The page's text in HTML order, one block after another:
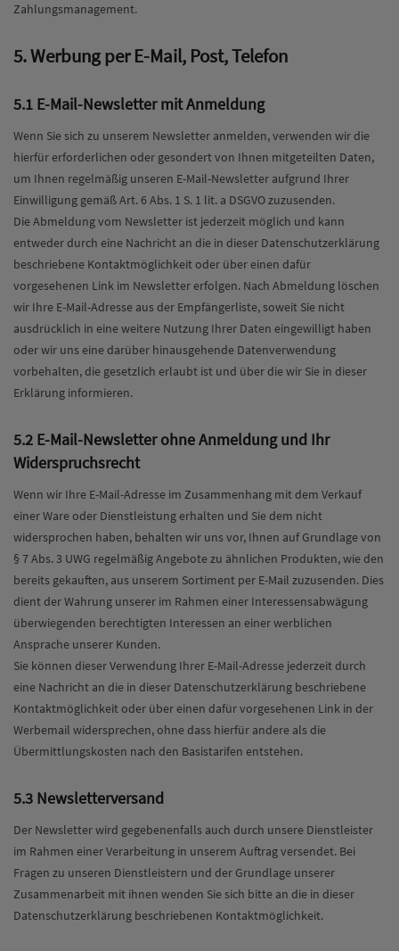
Zahlungsmanagement.
5. Werbung per E-Mail, Post, Telefon
5.1 E-Mail-Newsletter mit Anmeldung
Wenn Sie sich zu unserem Newsletter anmelden, verwenden wir die
hierfür erforderlichen oder gesondert von Ihnen mitgeteilten Daten,
um Ihnen regelmäßig unseren E-Mail-Newsletter aufgrund Ihrer
Einwilligung gemäß Art. 6 Abs. 1 S. 1 lit. a DSGVO zuzusenden.
Die Abmeldung vom Newsletter ist jederzeit möglich und kann
entweder durch eine Nachricht an die in dieser Datenschutzerklärung
beschriebene Kontaktmöglichkeit oder über einen dafür
vorgesehenen Link im Newsletter erfolgen. Nach Abmeldung löschen
wir Ihre E-Mail-Adresse aus der Empfängerliste, soweit Sie nicht
ausdrücklich in eine weitere Nutzung Ihrer Daten eingewilligt haben
oder wir uns eine darüber hinausgehende Datenverwendung
vorbehalten, die gesetzlich erlaubt ist und über die wir Sie in dieser
Erklärung informieren.
5.2 E-Mail-Newsletter ohne Anmeldung und Ihr
Widerspruchsrecht
Wenn wir Ihre E-Mail-Adresse im Zusammenhang mit dem Verkauf
einer Ware oder Dienstleistung erhalten und Sie dem nicht
widersprochen haben, behalten wir uns vor, Ihnen auf Grundlage von
§ 7 Abs. 3 UWG regelmäßig Angebote zu ähnlichen Produkten, wie den
bereits gekauften, aus unserem Sortiment per E-Mail zuzusenden. Dies
dient der Wahrung unserer im Rahmen einer Interessensabwägung
überwiegenden berechtigten Interessen an einer werblichen
Ansprache unserer Kunden.
Sie können dieser Verwendung Ihrer E-Mail-Adresse jederzeit durch
eine Nachricht an die in dieser Datenschutzerklärung beschriebene
Kontaktmöglichkeit oder über einen dafür vorgesehenen Link in der
Werbemail widersprechen, ohne dass hierfür andere als die
Übermittlungskosten nach den Basistarifen entstehen.
5.3 Newsletterversand
Der Newsletter wird gegebenenfalls auch durch unsere Dienstleister
im Rahmen einer Verarbeitung in unserem Auftrag versendet. Bei
Fragen zu unseren Dienstleistern und der Grundlage unserer
Zusammenarbeit mit ihnen wenden Sie sich bitte an die in dieser
Datenschutzerklärung beschriebenen Kontaktmöglichkeit.